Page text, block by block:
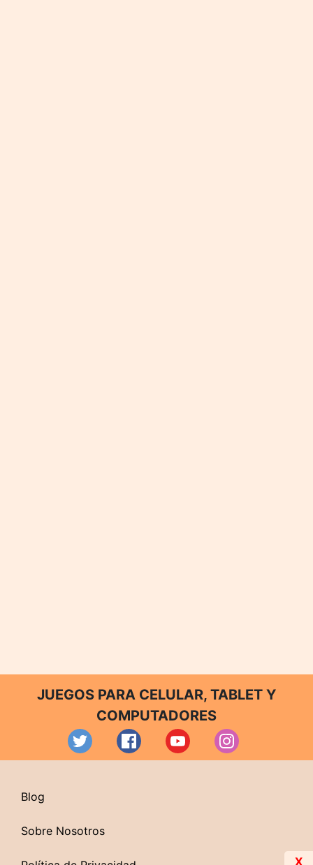
JUEGOS PARA CELULAR, TABLET Y
COMPUTADORES
Blog
Sobre Nosotros
X